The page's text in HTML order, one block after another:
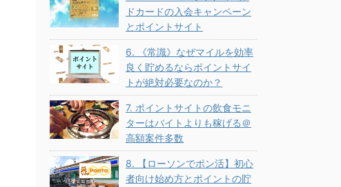
ドカードの入会キャンペーン
とポイントサイト
6. 《常識》なぜマイルを効率
良く貯めるならポイントサイ
トが絶対必要なのか？
7. ポイントサイトの飲食モニ
ターはバイトよりも稼げる＠
高額案件多数
8. 【ローソンでポン活】初心
者向け始め方とポイントの貯